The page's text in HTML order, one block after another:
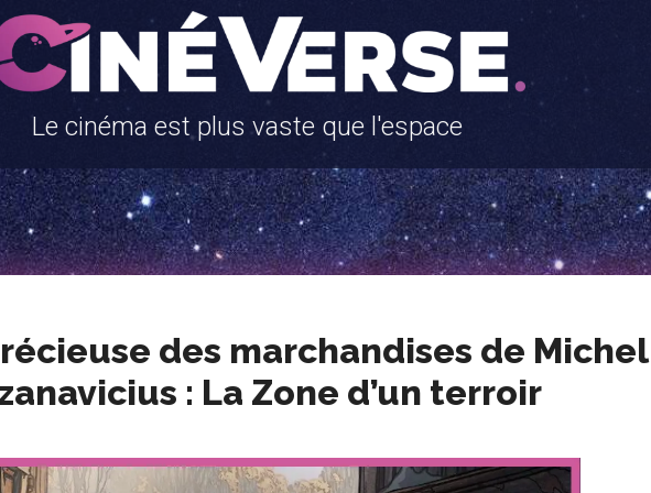
Le cinéma est plus vaste que l'espace
des marchandises de Michel
: La Zone d’un terroir